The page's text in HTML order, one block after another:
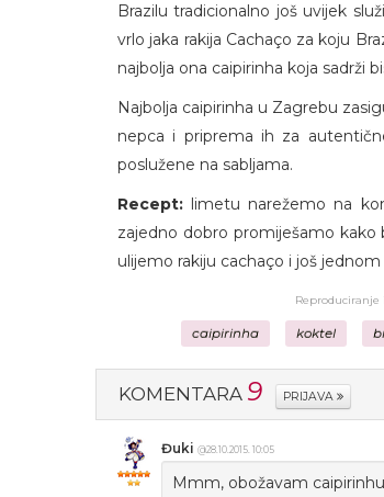
Brazilu tradicionalno još uvijek
vrlo jaka rakija Cachaço za koju
najbolja ona caipirinha koja sadrži
Najbolja caipirinha u Zagrebu
nepca i priprema ih za
poslužene na sabljama.
Recept: limetu narežemo na
zajedno dobro promiješamo
ulijemo rakiju cachaço i još
Reproduciranje
caipirinha koktel
KOMENTARA 9 PRIJAVA
Đuki @28.10.2015. 10:05
Mmm, obožavam